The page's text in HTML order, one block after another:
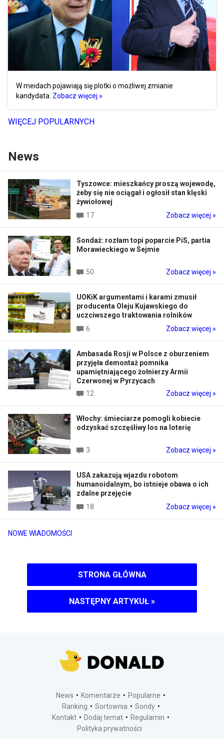
W meidach pojawiają się plotki o możliwej zmianie
kandydata. Zobacz więcej »
WIĘCEJ POPULARNYCH
News
NOWE WIADOMOŚCI
Tyszowce: mieszkańcy proszą wojewodę,
żeby się nie ociągał i ogłosił stan klęski
żywiołowej
17
Zobacz więcej »
Sondaż: rozłam topi poparcie PiS, partia
Morawieckiego w Sejmie
50 Zobacz więcej »
UOKiK argumentami i karami zmusił
producenta Oleju Kujawskiego do
uczciwszego traktowania rolników
6
Zobacz więcej »
Ambasada Rosji w Polsce z oburzeniem
przyjęła demontaż pomnika
upamiętniającego żołnierzy Armii
Czerwonej w Pyrzycach
12
Zobacz więcej »
Włochy: śmieciarze pomogli kobiecie
odzyskać szczęśliwy los na loterię
3 Zobacz więcej »
USA zakazują wjazdu robotom
humanoidalnym, bo istnieje obawa o ich
zdalne przejęcie
18
Zobacz więcej »
STRONA GŁÓWNA
NASTĘPNY ARTYKUŁ »
News Komentarze
Popularne
Ranking
Sortownia
Sondy
Kontakt
Dodaj temat
Regulamin
Polityka prywatności